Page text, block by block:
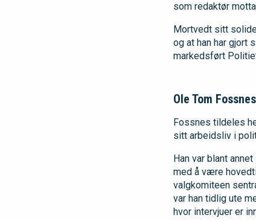
som redaktør
Mortvedt sitt
og at han har gjort
markedsført
Ole Tom Fossnes
Fossnes tildeles
sitt arbeidsliv i
Han var blant
med å være
valgkomiteen
var han tidlig ute
hvor intervjuer er